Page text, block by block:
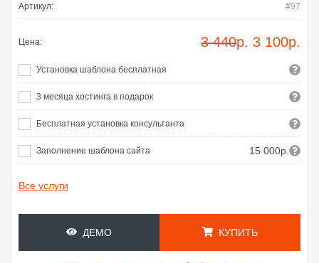
Артикул: #97
Цена: 3 440р. 3 100р.
Установка шаблона бесплатная
3 месяца хостинга в подарок
Бесплатная установка консультанта
Заполнение шаблона сайта 15 000р.
Все услуги
ДЕМО КУПИТЬ